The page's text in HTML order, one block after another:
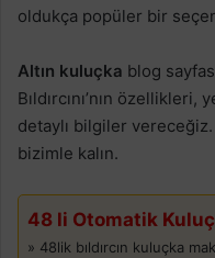
oldukça popüler bir
Altın kuluçka blog
Bıldırcını’nın
detaylı bilgiler vereceğiz.
bizimle kalın.
48 li Otomatik
» 48lik bıldırcın kuluçka